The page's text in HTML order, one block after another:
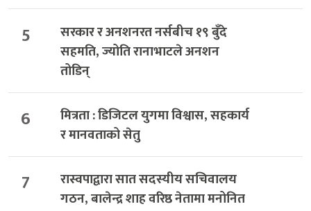
5
सरकार र अनशनरत नर्सबीच १९ बुँदे
सहमति, ज्योति रानाभाटले अनशन
तोडिन्
6
मित्रता : डिजिटल युगमा विश्वास, सहकार्य
र मानवताको सेतु
7
रास्वपाद्वारा सात सदस्यीय सचिवालय
गठन, बालेन्द्र शाह वरिष्ठ नेतामा मनोनित